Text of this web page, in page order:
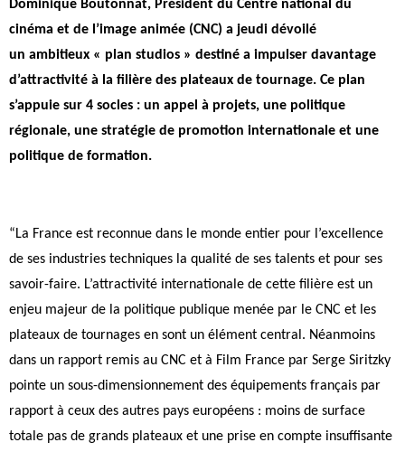
Dominique Boutonnat, Président du Centre national du
cinéma et de l’image animée (CNC) a jeudi dévoilé
un ambitieux « plan studios » destiné a impulser davantage
d’attractivité à la filière des plateaux de tournage. Ce plan
s’appuie sur 4 socles : un appel à projets, une politique
régionale, une stratégie de promotion internationale et une
politique de formation.
“La France est reconnue dans le monde entier pour l’excellence
de ses industries techniques la qualité de ses talents et pour ses
savoir-faire. L’attractivité internationale de cette filière est un
enjeu majeur de la politique publique menée par le CNC et les
plateaux de tournages en sont un élément central. Néanmoins
dans un rapport remis au CNC et à Film France par Serge Siritzky
pointe un sous-dimensionnement des équipements français par
rapport à ceux des autres pays européens : moins de surface
totale pas de grands plateaux et une prise en compte insuffisante